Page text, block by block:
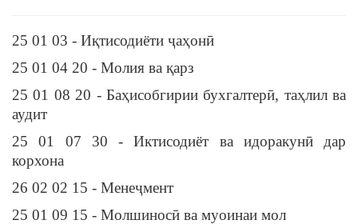
25 01 03 - Иқтисодиёти ҷаҳонӣ
25 01 04 20 - Молия ва қарз
25 01 08 20 - Баҳисобгирии бухгалтерӣ, таҳлил ва
аудит
25 01 07 30 - Иктисодиёт ва идоракунӣ дар
корхона
26 02 02 15 - Менеҷмент
25 01 09 15 - Молшиносӣ ва муоинаи мол